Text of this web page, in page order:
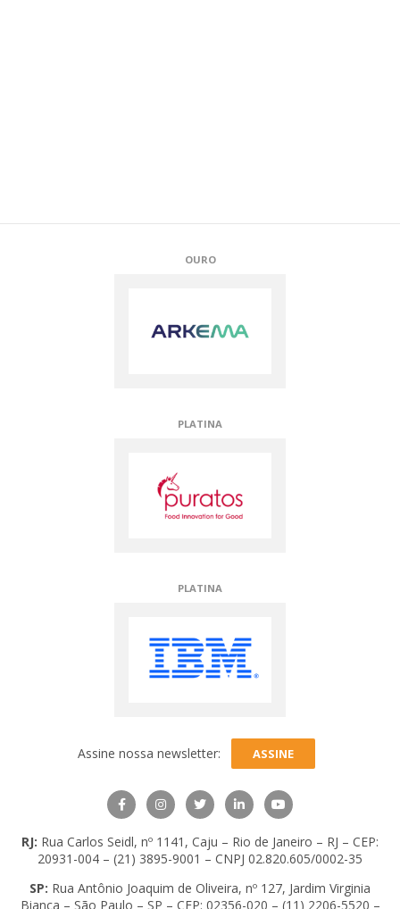
RJ: Rua Carlos Seidl, nº 1141, Caju – Rio de Janeiro – RJ – CEP:
20931-004 – (21) 3895-9001 – CNPJ 02.820.605/0002-35
SP: Rua Antônio Joaquim de Oliveira, nº 127, Jardim Virginia
Bianca – São Paulo – SP – CEP: 02356-020 – (11) 2206-5520 –
APOIADORES TÉCNICOS
APOIADORES TÉCNICOS
OURO
Assine nossa newsletter: ASSINE